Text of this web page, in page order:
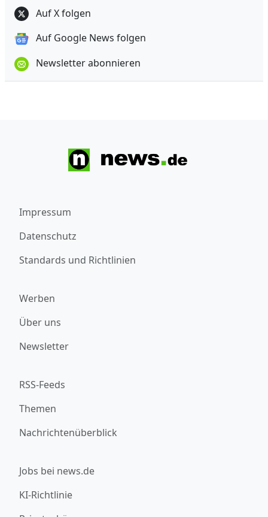
Auf X folgen
Auf Google News folgen
Newsletter abonnieren
Impressum
Datenschutz
Standards und Richtlinien
Werben
Über uns
Newsletter
RSS-Feeds
Themen
Nachrichtenüberblick
Jobs bei news.de
KI-Richtlinie